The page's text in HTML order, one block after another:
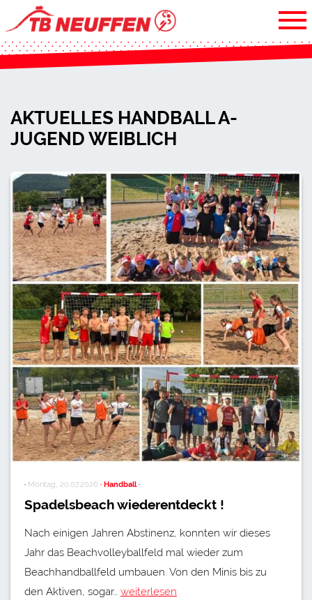
AKTUELLES HANDBALL A-
JUGEND WEIBLICH
· Montag, 20.07.2026 · Handball ·
Spadelsbeach wiederentdeckt !
Nach einigen Jahren Abstinenz, konnten wir dieses
Jahr das Beachvolleyballfeld mal wieder zum
Beachhandballfeld umbauen. Von den Minis bis zu
den Aktiven, sogar… weiterlesen